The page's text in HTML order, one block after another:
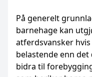
På generelt
barnehage kan
atferdsvansker
belastende enn
bidra til